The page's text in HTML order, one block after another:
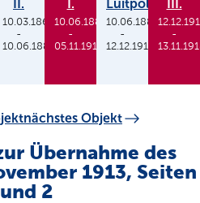
II.
10.03.1864
-
10.06.1886
I.
10.06.1886
-
05.11.1913
Luitpold
10.06.1886
-
12.12.1912
III.
-
nächstes Objekt
Übernahme des
1913, Seiten
2